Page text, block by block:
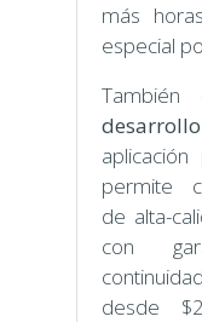
más
especial
permite
de alta-
con
desde